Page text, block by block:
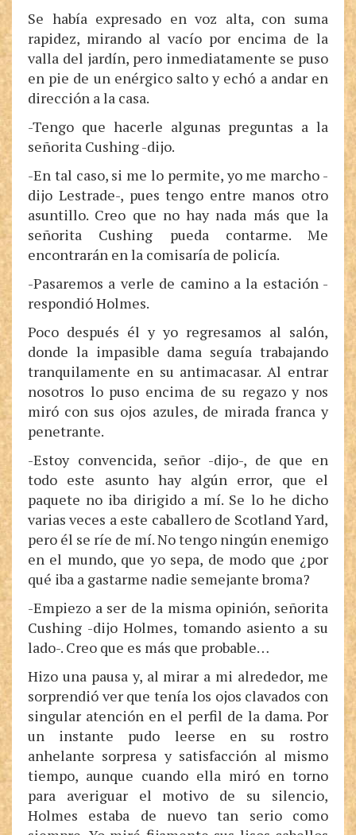
Se había expresado en voz alta, con suma
rapidez, mirando al vacío por encima de la
valla del jardín, pero inmediatamente se puso
en pie de un enérgico salto y echó a andar en
dirección a la casa.
-Tengo que hacerle algunas preguntas a la
señorita Cushing -dijo.
-En tal caso, si me lo permite, yo me marcho -
dijo Lestrade-, pues tengo entre manos otro
asuntillo. Creo que no hay nada más que la
señorita Cushing pueda contarme. Me
encontrarán en la comisaría de policía.
-Pasaremos a verle de camino a la estación -
respondió Holmes.
Poco después él y yo regresamos al salón,
donde la impasible dama seguía trabajando
tranquilamente en su antimacasar. Al entrar
nosotros lo puso encima de su regazo y nos
miró con sus ojos azules, de mirada franca y
penetrante.
-Estoy convencida, señor -dijo-, de que en
todo este asunto hay algún error, que el
paquete no iba dirigido a mí. Se lo he dicho
varias veces a este caballero de Scotland Yard,
pero él se ríe de mí. No tengo ningún enemigo
en el mundo, que yo sepa, de modo que ¿por
qué iba a gastarme nadie semejante broma?
-Empiezo a ser de la misma opinión, señorita
Cushing -dijo Holmes, tomando asiento a su
lado-. Creo que es más que probable…
Hizo una pausa y, al mirar a mi alrededor, me
sorprendió ver que tenía los ojos clavados con
singular atención en el perfil de la dama. Por
un instante pudo leerse en su rostro
anhelante sorpresa y satisfacción al mismo
tiempo, aunque cuando ella miró en torno
para averiguar el motivo de su silencio,
Holmes estaba de nuevo tan serio como